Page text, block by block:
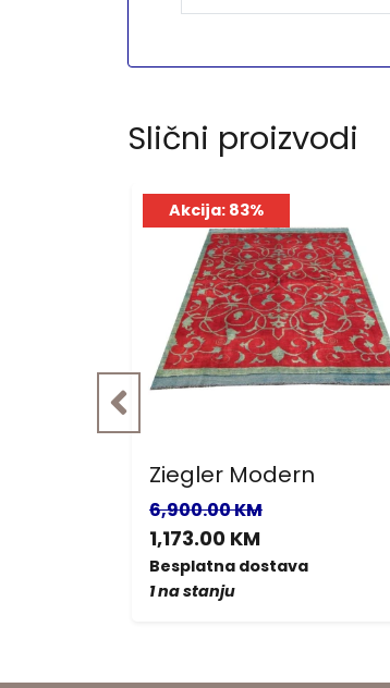
Slični proizvodi
Akcija: 83%
Ziegler Modern
6,900.00 KM
1,173.00 KM
Besplatna dostava
1 na stanju